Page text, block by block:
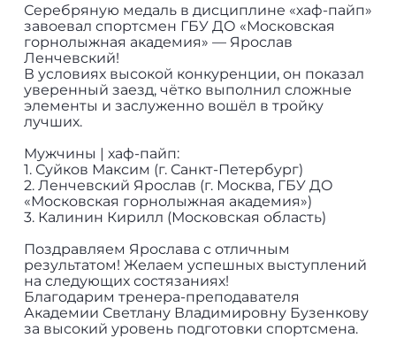
Серебряную медаль в дисциплине «хаф-пайп»
завоевал спортсмен ГБУ ДО «Московская
горнолыжная академия» — Ярослав
Ленчевский!
В условиях высокой конкуренции, он показал
уверенный заезд, чётко выполнил сложные
элементы и заслуженно вошёл в тройку
лучших.
Мужчины | хаф-пайп:
1. Суйков Максим (г. Санкт-Петербург)
2. Ленчевский Ярослав (г. Москва, ГБУ ДО
«Московская горнолыжная академия»)
3. Калинин Кирилл (Московская область)
Поздравляем Ярослава с отличным
результатом! Желаем успешных выступлений
на следующих состязаниях!
Благодарим тренера-преподавателя
Академии Светлану Владимировну Бузенкову
за высокий уровень подготовки спортсмена.